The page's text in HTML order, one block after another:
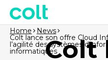
Colt
Home News
Colt lance son offre Cloud
l’agilité des systèmes
informatiques